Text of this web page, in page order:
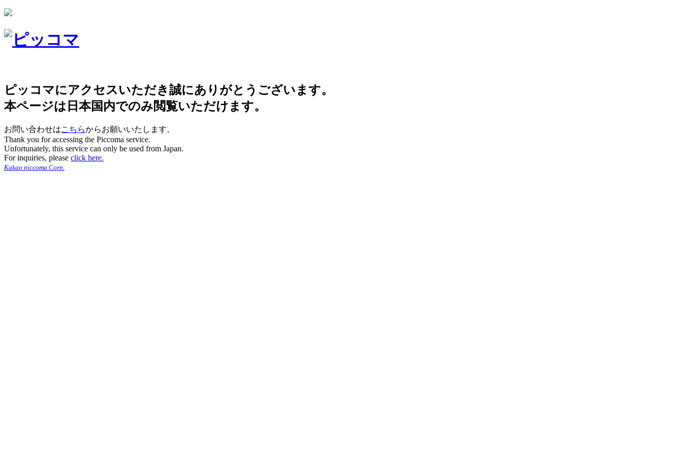
ピッコマにアクセスいただき誠にありがとうございます。
本ページは日本国内でのみ閲覧いただけます。
お問い合わせはこちらからお願いいたします。
Thank you for accessing the Piccoma service.
Unfortunately, this service can only be used from Japan.
For inquiries, please click here.
Kakao piccoma Corp.